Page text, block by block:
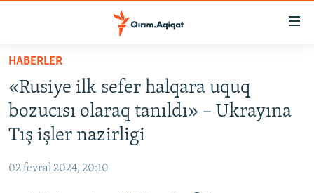
Esas
qaytmaq
Baş
navigatsiyağa
qaytmaq
Qıdıruvğa
SİYASET
İQTİSADİYAT
MEDENİYET
HABERLER
«Rusiye ilk sefer halqara uquq
bozucısı olaraq tanıldı» – Ukrayına
Tış işler nazirligi
02 fevral 2024, 20:10